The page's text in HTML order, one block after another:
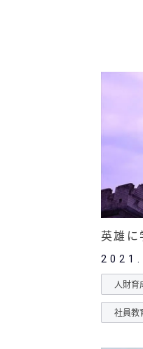
英雄
人財育
社員教